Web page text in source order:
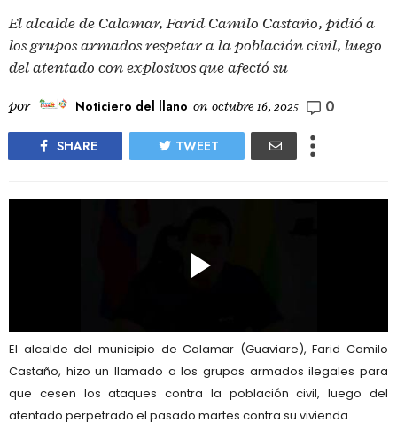
El alcalde de Calamar, Farid Camilo Castaño, pidió a
los grupos armados respetar a la población civil, luego
del atentado con explosivos que afectó su
por Noticiero del llano on octubre 16, 2025 0
SHARE TWEET
El alcalde del municipio deCalamar (Guaviare),Farid Camilo
Castaño, hizo un llamado a los grupos armados ilegales para
que cesen los ataques contra la población civil, luego del
atentado perpetrado el pasado martes contra su vivienda.